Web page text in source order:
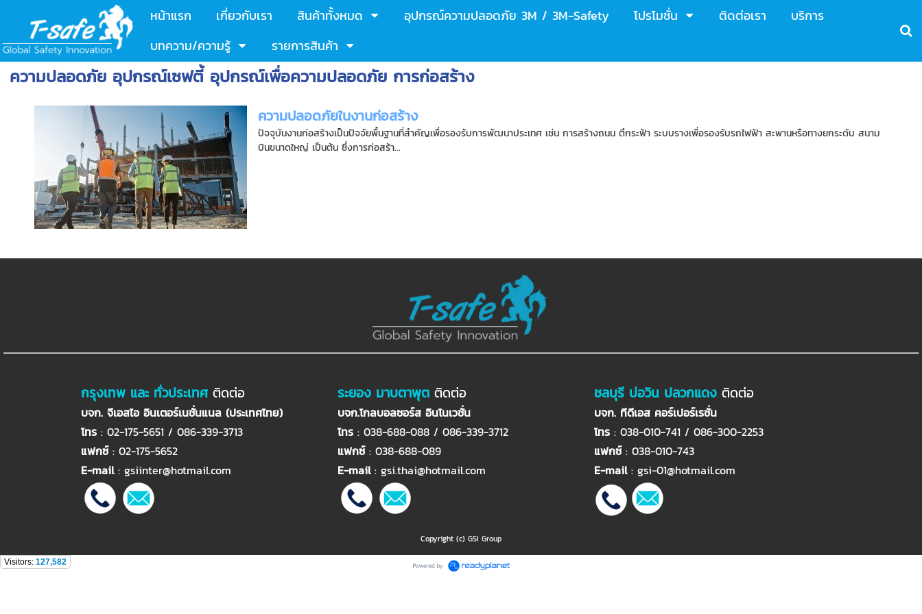
หน้าแรก เกี่ยวกับเรา สินค้าทั้งหมด อุปกรณ์ความปลอดภัย 3M / 3M-Safety โปรโมชั่น ติดต่อเรา
บริการ
บทความ/ความรู้
รายการสินค้า
ความปลอดภัย อุปกรณ์เซฟตี้ อุปกรณ์เพื่อความปลอดภัย การก่อสร้าง
ความปลอดภัยในงานก่อสร้าง
ปัจจุบันงานก่อสร้างเป็นปัจจัยพื้นฐานที่สำคัญเพื่อรองรับการพัฒนาประเทศ เช่น การสร้างถนน ตึกระฟ้า ระบบรางเพื่อรองรับรถไฟฟ้า สะพานหรือทางยกระดับ สนาม
บินขนาดใหญ่ เป็นต้น ซึ่งการก่อสร้า...
กรุงเทพ และ ทั่วประเทศ ติดต่อ
บจก. จีเอสไอ อินเตอร์เนชั่นแนล (ประเทศไทย)
โทร : 02-175-5651 / 086-339-3713
แฟกซ์: 02-175-5652
E-mail: gsiinter@hotmail.com
ระยอง มาบตาพุต ติดต่อ
บจก.โกลบอลซอร์ส อินโนเวชั่น
โทร : 038-688-088 / 086-339-3712
แฟกซ์: 038-688-089
E-mail: gsi.thai@hotmail.com
ชลบุรี บ่อวิน ปลวกแดง ติดต่อ
บจก. ทีดีเอส คอร์เปอร์เรชั่น
โทร : 038-010-741 / 086-300-2253
แฟกซ์: 038-010-743
E-mail: gsi-01@hotmail.com
Copyright (c) GSI Group
Visitors: 127,582